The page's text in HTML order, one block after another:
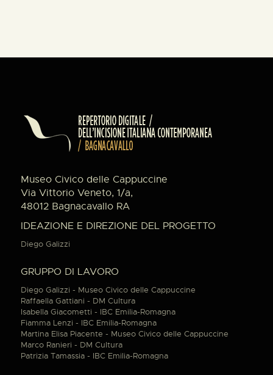
Museo Civico delle Cappuccine
Via Vittorio Veneto, 1/a,
48012 Bagnacavallo RA
IDEAZIONE E DIREZIONE DEL PROGETTO
Diego Galizzi
GRUPPO DI LAVORO
Diego Galizzi - Museo Civico delle Cappuccine
Raffaella Gattiani - DM Cultura
Isabella Giacometti - IBC Emilia-Romagna
Fiamma Lenzi - IBC Emilia-Romagna
Martina Elisa Piacente - Museo Civico delle Cappuccine
Marco Ranieri - DM Cultura
Patrizia Tamassia - IBC Emilia-Romagna